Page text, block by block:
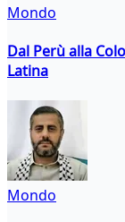
Mondo
Dal Perù alla
Latina
Mondo